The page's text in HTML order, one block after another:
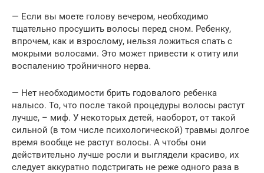
— Если вы моете голову вечером, необходимо
тщательно просушить волосы перед сном. Ребенку,
впрочем, как и взрослому, нельзя ложиться спать с
мокрыми волосами. Это может привести к отиту или
воспалению тройничного нерва.
— Нет необходимости брить годовалого ребенка
налысо. То, что после такой процедуры волосы растут
лучше, – миф. У некоторых детей, наоборот, от такой
сильной (в том числе психологической) травмы долгое
время вообще не растут волосы. А чтобы они
действительно лучше росли и выглядели красиво, их
следует аккуратно подстригать не реже одного раза в